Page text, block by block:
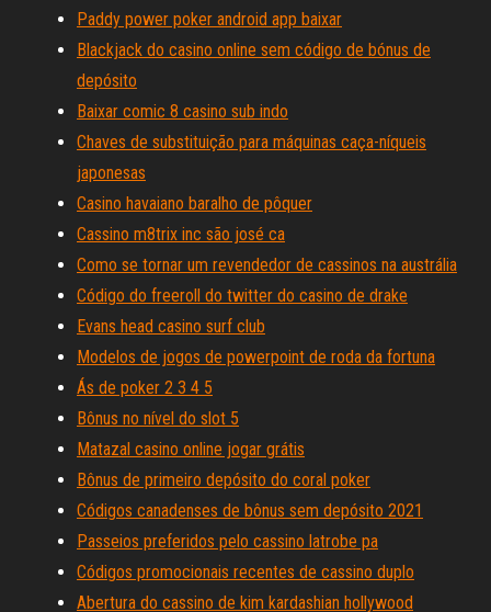
Paddy power poker android app baixar
Blackjack do casino online sem código de bónus de
depósito
Baixar comic 8 casino sub indo
Chaves de substituição para máquinas caça-níqueis
japonesas
Casino havaiano baralho de pôquer
Cassino m8trix inc são josé ca
Como se tornar um revendedor de cassinos na austrália
Código do freeroll do twitter do casino de drake
Evans head casino surf club
Modelos de jogos de powerpoint de roda da fortuna
Ás de poker 2 3 4 5
Bônus no nível do slot 5
Matazal casino online jogar grátis
Bônus de primeiro depósito do coral poker
Códigos canadenses de bônus sem depósito 2021
Passeios preferidos pelo cassino latrobe pa
Códigos promocionais recentes de cassino duplo
Abertura do cassino de kim kardashian hollywood